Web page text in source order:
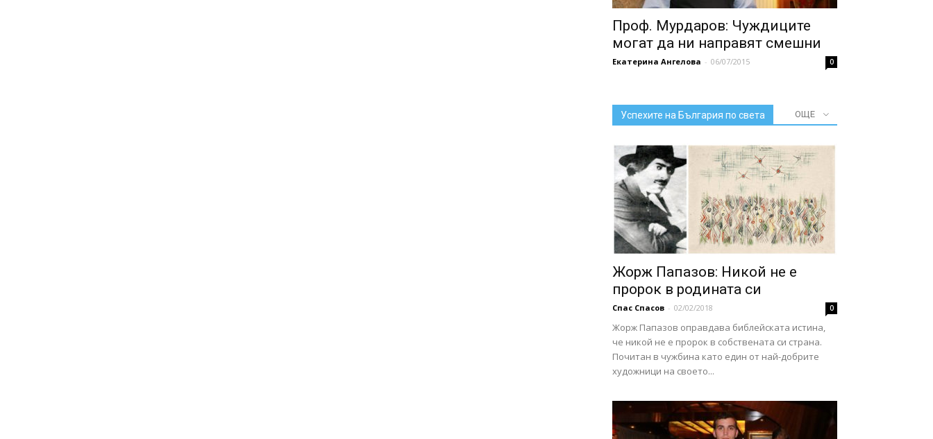
Проф. Мурдаров: Чуждиците
могат да ни направят смешни
Екатерина Ангелова - 06/07/2015 0
Успехите на България по света ОЩЕ
Жорж Папазов: Никой не е
пророк в родината си
Спас Спасов - 02/02/2018 0
Жорж Папазов оправдава библейската истина,
че никой не е пророк в собствената си страна.
Почитан в чужбина като един от най-добрите
художници на своето...